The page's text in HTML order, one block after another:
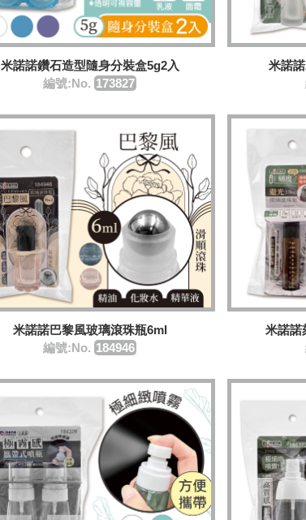
米諾諾鑽石造型隨身分裝盒5g2入
編號:No. 173827
米諾
米諾諾巴黎風玻璃滾珠瓶6ml
編號:No. 184946
米諾諾